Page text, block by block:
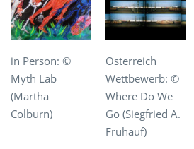
in Person: ©
Myth Lab
(Martha
Colburn)
Österreich
Wettbewerb: ©
Where Do We
Go (Siegfried A.
Fruhauf)